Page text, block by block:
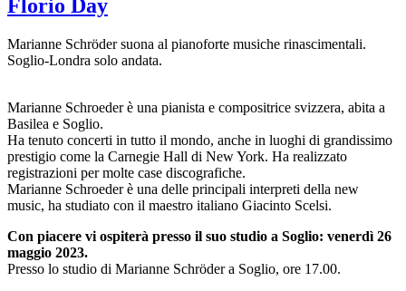
Florio Day
Marianne Schröder suona al pianoforte musiche rinascimentali.
Soglio-Londra solo andata.
Marianne Schroeder è una pianista e compositrice svizzera, abita a
Basilea e Soglio.
Ha tenuto concerti in tutto il mondo, anche in luoghi di grandissimo
prestigio come la Carnegie Hall di New York. Ha realizzato
registrazioni per molte case discografiche.
Marianne Schroeder è una delle principali interpreti della new
music, ha studiato con il maestro italiano Giacinto Scelsi.
Con piacere vi ospiterà presso il suo studio a Soglio: venerdì 26
maggio 2023.
Presso lo studio di Marianne Schröder a Soglio, ore 17.00.